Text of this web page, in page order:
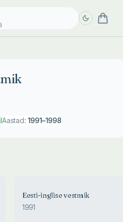
Aastad: 1991–1998
Eesti-inglise vestmik
1991